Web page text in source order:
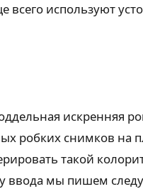
используют
искренняя
снимков на
такой
ввода мы пишем